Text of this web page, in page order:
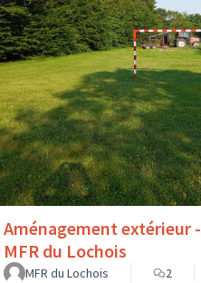
Aménagement extérieur -
MFR du Lochois
MFR du Lochois
2